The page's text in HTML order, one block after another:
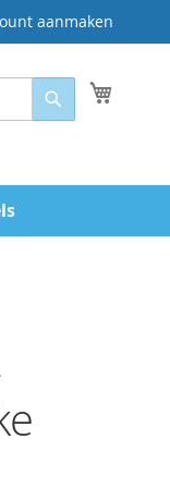
aanmaken
Zoeken